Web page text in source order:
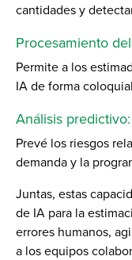
cantidades y
Procesamiento
Permite a los
IA de forma
Análisis predictivo:
Prevé los riesgos
demanda y la
Juntas, estas
de IA para la
errores humanos,
a los equipos